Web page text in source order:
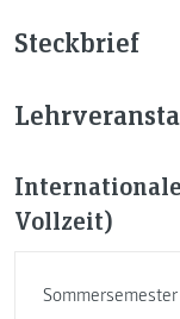
Steckbrief
Vollzeit)
Sommersemester